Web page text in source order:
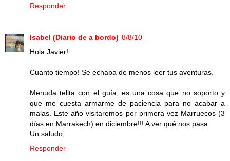
Responder
Isabel (Diario de a bordo) 8/8/10
Hola Javier!
Cuanto tiempo! Se echaba de menos leer tus aventuras.
Menuda telita con el guía, es una cosa que no soporto y
que me cuesta armarme de paciencia para no acabar a
malas. Este año visitaremos por primera vez Marruecos (3
días en Marrakech) en diciembre!!! A ver qué nos pasa.
Un saludo,
Responder